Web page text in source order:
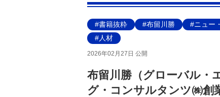
#書籍抜粋 #布留川勝 #ニュー
#人材
2026年02月27日 公開
布留川勝（グローバル・
グ・コンサルタンツ㈱創